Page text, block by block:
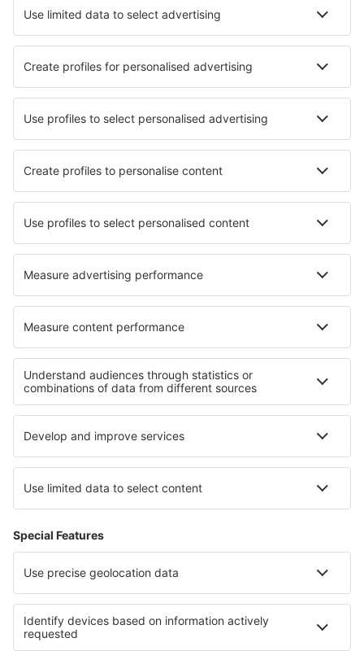
Unterkunft in Aix-en-Provence Unterkunft in Avoriaz
Unterkunft in Trouville-sur-Mer
Die besten Unterkünfte - Städte
Unterkunft in Diano Marina Unterkunft in Kirkcudbright
Unterkunft in Krosno Odrzańskie Unterkunft in Malpaís
Unterkunft in Beget Unterkunft in Arcos de la Frontera
Unterkunft in Alpine Unterkunft in Jijiga
Die besten Unterkünfte - Regionen
Unterkunft in Meribel-les-Allues Unterkunft in Les Deux Alpes
Unterkunft in Normandie Unterkunft in Val-Cenis
Unterkunft in Arc Unterkunft in Nordungarn
Unterkunft in Costa Norte Unterkunft in Iguasu
Unterkunft in Napa Valley Unterkunft in Pleven